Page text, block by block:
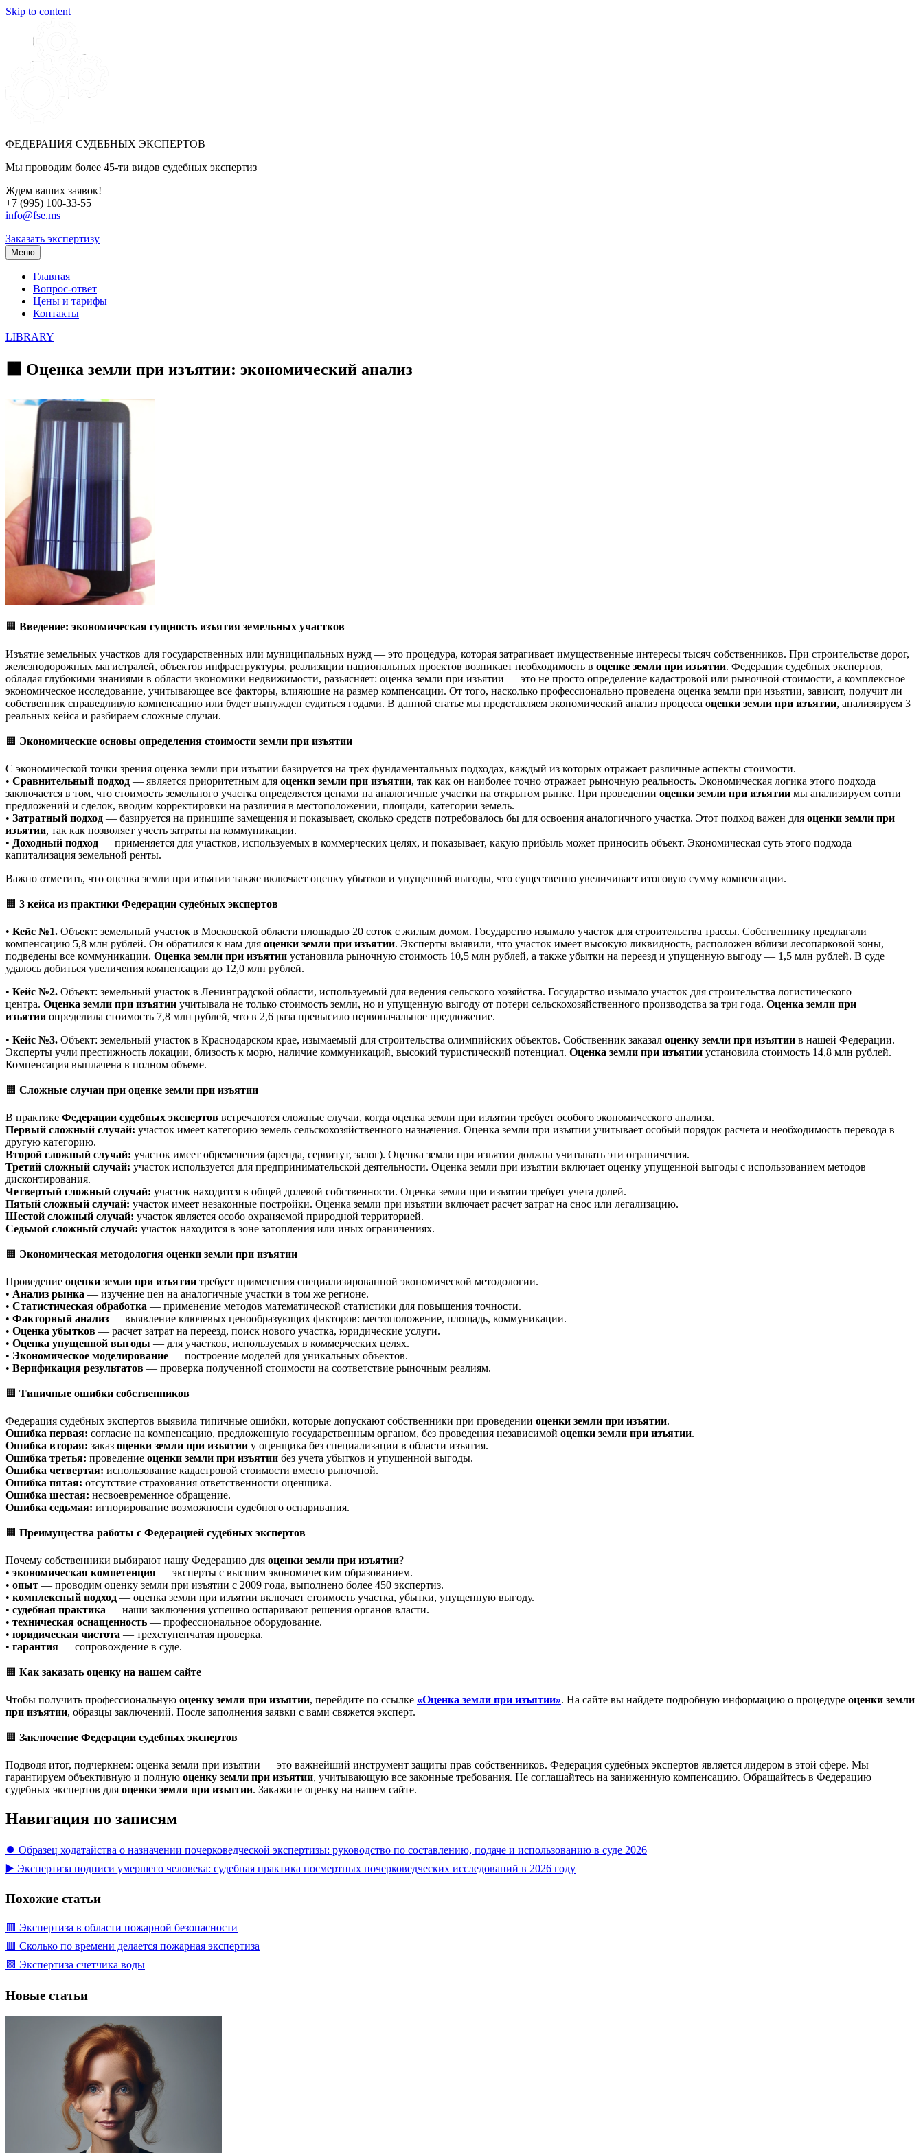
Skip to content
ФЕДЕРАЦИЯ СУДЕБНЫХ ЭКСПЕРТОВ
Мы проводим более 45-ти видов судебных экспертиз
Ждем ваших заявок!
+7 (995) 100-33-55
info@fse.ms
Заказать экспертизу
Меню
Главная
Вопрос-ответ
Цены и тарифы
Контакты
LIBRARY
🟧 Оценка земли при изъятии: экономический анализ
🟧 Введение: экономическая сущность изъятия земельных участков
Изъятие земельных участков для государственных или муниципальных нужд — это процедура, которая затрагивает имущественные интересы тысяч собственников. При строительстве дорог,
железнодорожных магистралей, объектов инфраструктуры, реализации национальных проектов возникает необходимость в оценке земли при изъятии. Федерация судебных экспертов,
обладая глубокими знаниями в области экономики недвижимости, разъясняет: оценка земли при изъятии — это не просто определение кадастровой или рыночной стоимости, а комплексное
экономическое исследование, учитывающее все факторы, влияющие на размер компенсации. От того, насколько профессионально проведена оценка земли при изъятии, зависит, получит ли
собственник справедливую компенсацию или будет вынужден судиться годами. В данной статье мы представляем экономический анализ процесса оценки земли при изъятии, анализируем 3
реальных кейса и разбираем сложные случаи.
🟧 Экономические основы определения стоимости земли при изъятии
С экономической точки зрения оценка земли при изъятии базируется на трех фундаментальных подходах, каждый из которых отражает различные аспекты стоимости.
• Сравнительный подход — является приоритетным для оценки земли при изъятии, так как он наиболее точно отражает рыночную реальность. Экономическая логика этого подхода
заключается в том, что стоимость земельного участка определяется ценами на аналогичные участки на открытом рынке. При проведении оценки земли при изъятии мы анализируем сотни
предложений и сделок, вводим корректировки на различия в местоположении, площади, категории земель.
• Затратный подход — базируется на принципе замещения и показывает, сколько средств потребовалось бы для освоения аналогичного участка. Этот подход важен для оценки земли при
изъятии, так как позволяет учесть затраты на коммуникации.
• Доходный подход — применяется для участков, используемых в коммерческих целях, и показывает, какую прибыль может приносить объект. Экономическая суть этого подхода —
капитализация земельной ренты.
Важно отметить, что оценка земли при изъятии также включает оценку убытков и упущенной выгоды, что существенно увеличивает итоговую сумму компенсации.
🟧 3 кейса из практики Федерации судебных экспертов
• Кейс №1. Объект: земельный участок в Московской области площадью 20 соток с жилым домом. Государство изымало участок для строительства трассы. Собственнику предлагали
компенсацию 5,8 млн рублей. Он обратился к нам для оценки земли при изъятии. Эксперты выявили, что участок имеет высокую ликвидность, расположен вблизи лесопарковой зоны,
подведены все коммуникации. Оценка земли при изъятии установила рыночную стоимость 10,5 млн рублей, а также убытки на переезд и упущенную выгоду — 1,5 млн рублей. В суде
удалось добиться увеличения компенсации до 12,0 млн рублей.
• Кейс №2. Объект: земельный участок в Ленинградской области, используемый для ведения сельского хозяйства. Государство изымало участок для строительства логистического
центра. Оценка земли при изъятии учитывала не только стоимость земли, но и упущенную выгоду от потери сельскохозяйственного производства за три года. Оценка земли при
изъятии определила стоимость 7,8 млн рублей, что в 2,6 раза превысило первоначальное предложение.
• Кейс №3. Объект: земельный участок в Краснодарском крае, изымаемый для строительства олимпийских объектов. Собственник заказал оценку земли при изъятии в нашей Федерации.
Эксперты учли престижность локации, близость к морю, наличие коммуникаций, высокий туристический потенциал. Оценка земли при изъятии установила стоимость 14,8 млн рублей.
Компенсация выплачена в полном объеме.
🟧 Сложные случаи при оценке земли при изъятии
В практике Федерации судебных экспертов встречаются сложные случаи, когда оценка земли при изъятии требует особого экономического анализа.
Первый сложный случай: участок имеет категорию земель сельскохозяйственного назначения. Оценка земли при изъятии учитывает особый порядок расчета и необходимость перевода в
другую категорию.
Второй сложный случай: участок имеет обременения (аренда, сервитут, залог). Оценка земли при изъятии должна учитывать эти ограничения.
Третий сложный случай: участок используется для предпринимательской деятельности. Оценка земли при изъятии включает оценку упущенной выгоды с использованием методов
дисконтирования.
Четвертый сложный случай: участок находится в общей долевой собственности. Оценка земли при изъятии требует учета долей.
Пятый сложный случай: участок имеет незаконные постройки. Оценка земли при изъятии включает расчет затрат на снос или легализацию.
Шестой сложный случай: участок является особо охраняемой природной территорией.
Седьмой сложный случай: участок находится в зоне затопления или иных ограничениях.
🟧 Экономическая методология оценки земли при изъятии
Проведение оценки земли при изъятии требует применения специализированной экономической методологии.
• Анализ рынка — изучение цен на аналогичные участки в том же регионе.
• Статистическая обработка — применение методов математической статистики для повышения точности.
• Факторный анализ — выявление ключевых ценообразующих факторов: местоположение, площадь, коммуникации.
• Оценка убытков — расчет затрат на переезд, поиск нового участка, юридические услуги.
• Оценка упущенной выгоды — для участков, используемых в коммерческих целях.
• Экономическое моделирование — построение моделей для уникальных объектов.
• Верификация результатов — проверка полученной стоимости на соответствие рыночным реалиям.
🟧 Типичные ошибки собственников
Федерация судебных экспертов выявила типичные ошибки, которые допускают собственники при проведении оценки земли при изъятии.
Ошибка первая: согласие на компенсацию, предложенную государственным органом, без проведения независимой оценки земли при изъятии.
Ошибка вторая: заказ оценки земли при изъятии у оценщика без специализации в области изъятия.
Ошибка третья: проведение оценки земли при изъятии без учета убытков и упущенной выгоды.
Ошибка четвертая: использование кадастровой стоимости вместо рыночной.
Ошибка пятая: отсутствие страхования ответственности оценщика.
Ошибка шестая: несвоевременное обращение.
Ошибка седьмая: игнорирование возможности судебного оспаривания.
🟧 Преимущества работы с Федерацией судебных экспертов
Почему собственники выбирают нашу Федерацию для оценки земли при изъятии?
• экономическая компетенция — эксперты с высшим экономическим образованием.
• опыт — проводим оценку земли при изъятии с 2009 года, выполнено более 450 экспертиз.
• комплексный подход — оценка земли при изъятии включает стоимость участка, убытки, упущенную выгоду.
• судебная практика — наши заключения успешно оспаривают решения органов власти.
• техническая оснащенность — профессиональное оборудование.
• юридическая чистота — трехступенчатая проверка.
• гарантия — сопровождение в суде.
🟧 Как заказать оценку на нашем сайте
Чтобы получить профессиональную оценку земли при изъятии, перейдите по ссылке «Оценка земли при изъятии». На сайте вы найдете подробную информацию о процедуре оценки земли
при изъятии, образцы заключений. После заполнения заявки с вами свяжется эксперт.
🟧 Заключение Федерации судебных экспертов
Подводя итог, подчеркнем: оценка земли при изъятии — это важнейший инструмент защиты прав собственников. Федерация судебных экспертов является лидером в этой сфере. Мы
гарантируем объективную и полную оценку земли при изъятии, учитывающую все законные требования. Не соглашайтесь на заниженную компенсацию. Обращайтесь в Федерацию
судебных экспертов для оценки земли при изъятии. Закажите оценку на нашем сайте.
Навигация по записям
⏺️ Образец ходатайства о назначении почерковедческой экспертизы: руководство по составлению, подаче и использованию в суде 2026
▶️ Экспертиза подписи умершего человека: судебная практика посмертных почерковедческих исследований в 2026 году
Похожие статьи
🟥 Экспертиза в области пожарной безопасности
🟥 Сколько по времени делается пожарная экспертиза
🟩 Экспертиза счетчика воды
Новые статьи